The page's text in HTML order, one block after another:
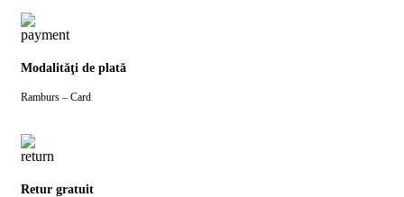
Modalităţi de plată
Ramburs – Card
Retur gratuit